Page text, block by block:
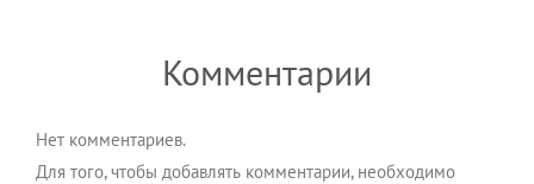
Комментарии
Нет комментариев.
Для того, чтобы добавлять комментарии, необходимо